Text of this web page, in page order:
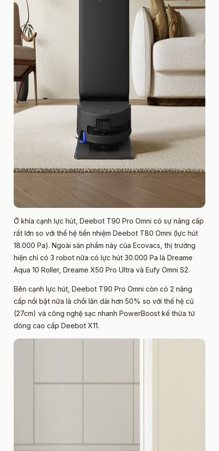
Ở khía cạnh lực hút, Deebot T90 Pro Omni có sự nâng cấp
rất lớn so với thế hệ tiền nhiệm Deebot T80 Omni (lực hút
18.000 Pa). Ngoài sản phẩm này của Ecovacs, thị trường
hiện chỉ có 3 robot nữa có lực hút 30.000 Pa là Dreame
Aqua 10 Roller, Dreame X50 Pro Ultra và Eufy Omni S2.
Bên cạnh lực hút, Deebot T90 Pro Omni còn có 2 nâng
cấp nổi bật nữa là chổi lăn dài hơn 50% so với thế hệ cũ
(27cm) và công nghệ sạc nhanh PowerBoost kế thừa từ
dòng cao cấp Deebot X11.